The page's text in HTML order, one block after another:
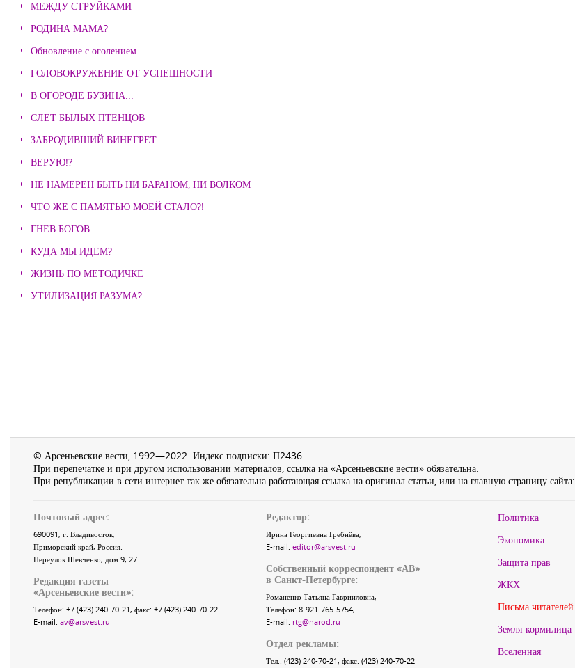
МЕЖДУ СТРУЙКАМИ
РОДИНА МАМА?
Обновление с оголением
ГОЛОВОКРУЖЕНИЕ ОТ УСПЕШНОСТИ
В ОГОРОДЕ БУЗИНА...
СЛЕТ БЫЛЫХ ПТЕНЦОВ
ЗАБРОДИВШИЙ ВИНЕГРЕТ
ВЕРУЮ!?
НЕ НАМЕРЕН БЫТЬ НИ БАРАНОМ, НИ ВОЛКОМ
ЧТО ЖЕ С ПАМЯТЬЮ МОЕЙ СТАЛО?!
ГНЕВ БОГОВ
КУДА МЫ ИДЕМ?
ЖИЗНЬ ПО МЕТОДИЧКЕ
УТИЛИЗАЦИЯ РАЗУМА?
© Арсеньевские вести, 1992—2022. Индекс подписки: П2436
При перепечатке и при другом использовании материалов, ссылка на «Арсеньевские вести» обязательна.
При републикации в сети интернет так же обязательна работающая ссылка на оригинал статьи, или на главную страницу сайта:
Почтовый адрес:
690091, г. Владивосток,
Приморский край, Россия.
Переулок Шевченко, дом 9, 27
Редакция газеты
«Арсеньевские вести»:
Телефон: +7 (423) 240-70-21, факс: +7 (423) 240-70-22
E-mail: av@arsvest.ru
Редактор:
Ирина Георгиевна Гребнёва,
E-mail: editor@arsvest.ru
Собственный корреспондент «АВ»
в Санкт-Петербурге:
Романенко Татьяна Гаврииловна,
Телефон: 8-921-765-5754,
E-mail: rtg@narod.ru
Отдел рекламы:
Тел.: (423) 240-70-21, факс: (423) 240-70-22
Политика
Экономика
Защита прав
ЖКХ
Письма читателей
Земля-кормилица
Вселенная